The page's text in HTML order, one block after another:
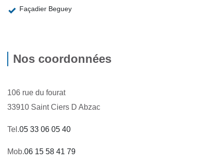
Façadier Beguey
Nos coordonnées
106 rue du fourat
33910 Saint Ciers D Abzac
Tel.05 33 06 05 40
Mob.06 15 58 41 79